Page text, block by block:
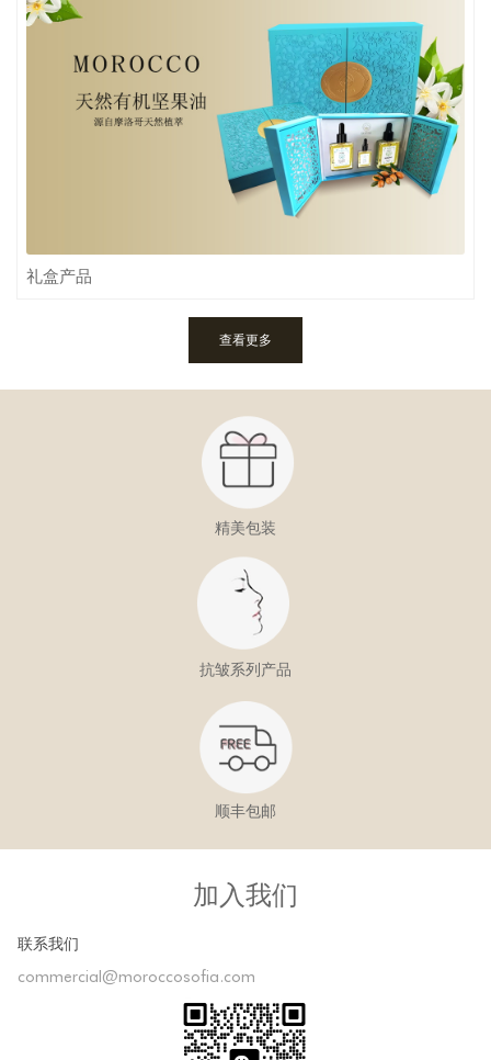
礼盒产品
查看更多
精美包装
抗皱系列产品
顺丰包邮
加入我们
联系我们
commercial@moroccosofia.com